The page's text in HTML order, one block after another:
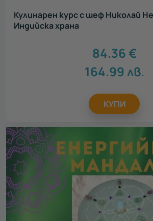
Кулинарен курс с шеф Николай
Индийска храна
84.36€
164.99 лв.
КУПИ